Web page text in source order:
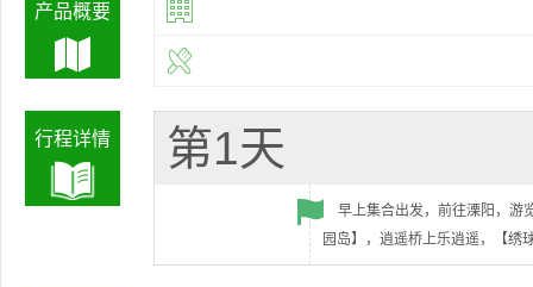
产品概要
行程详情 第1天
早上集合出发，前往溧阳，游
园岛】，逍遥桥上乐逍遥，【绣